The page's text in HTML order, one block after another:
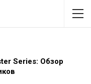
Series: Обзор